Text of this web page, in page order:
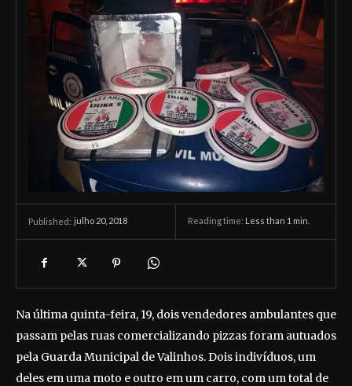
Published: julho 20, 2018 Reading time: Less than 1 min.
Na última quinta-feira, 19, dois vendedores ambulantes que
passam pelas ruas comercializando pizzas foram autuados
pela Guarda Municipal de Valinhos. Dois indivíduos, um
deles em uma moto e outro em um carro, com um total de